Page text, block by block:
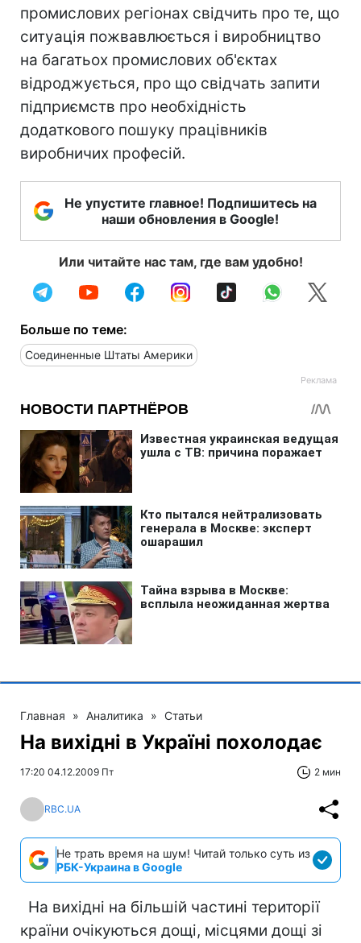
промислових регіонах свідчить про те, що
ситуація пожвавлюється і виробництво
на багатьох промислових об'єктах
відроджується, про що свідчать запити
підприємств про необхідність
додаткового пошуку працівників
виробничих професій.
Не упустите главное! Подпишитесь на
наши обновления в Google!
Или читайте нас там, где вам удобно!
Больше по теме:
Соединенные Штаты Америки
Главная » Аналитика » Статьи
На вихідні в Україні похолодає
17:20 04.12.2009 Пт 2 мин
RBC.UA
Не трать время на шум! Читай только суть из
РБК-Украина в Google
На вихідні на більшій частині території
країни очікуються дощі, місцями дощі зі